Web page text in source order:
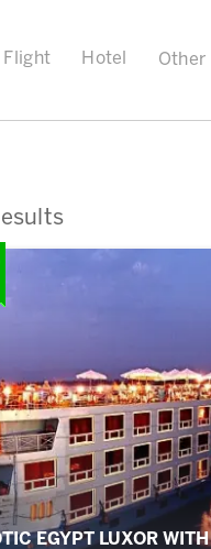
Flight Hotel Other
EGYPT LUXOR WITH